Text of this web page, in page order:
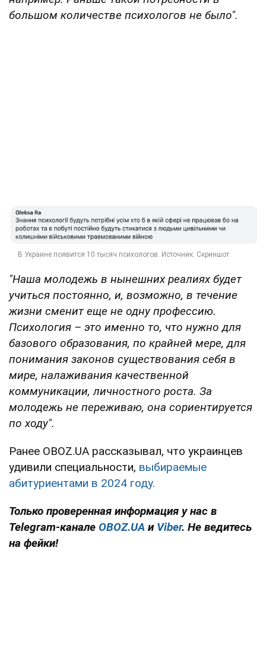
большом количестве психологов не было".
"Наша молодежь в нынешних реалиях будет
учиться постоянно, и, возможно, в течение
жизни сменит еще не одну профессию.
Психология – это именно то, что нужно для
базового образования, по крайней мере, для
понимания законов существования себя в
мире, налаживания качественной
коммуникации, личностного роста. За
молодежь не переживаю, она сориентируется
по ходу".
Ранее OBOZ.UA рассказывал, что украинцев
удивили специальности, выбираемые
абитуриентами в 2024 году.
Только проверенная информация у нас в
Telegram-канале OBOZ.UA и Viber. Не ведитесь
на фейки!